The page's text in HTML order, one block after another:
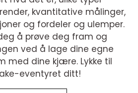
kvantitative målinger,
og fordeler og ulemper.
å prøve deg fram og
ved å lage dine egne
med dine kjære. Lykke til
eventyret ditt!